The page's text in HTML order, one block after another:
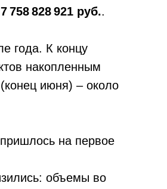
7 758 828 921 руб..
года. К концу
накопленным
июня) – около
на первое
объемы во